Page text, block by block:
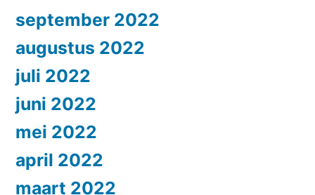
september 2022
augustus 2022
juli 2022
juni 2022
mei 2022
april 2022
maart 2022